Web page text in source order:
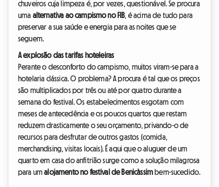
chuveiros cuja limpeza é, por vezes, questionável. Se procura
uma alternativa ao campismo no FIB, é acima de tudo para
preservar a sua saúde e energia para as noites que se
seguem.
A explosão das tarifas hoteleiras
Perante o desconforto do campismo, muitos viram-se para a
hotelaria clássica. O problema? A procura é tal que os preços
são multiplicados por três ou até por quatro durante a
semana do festival. Os estabelecimentos esgotam com
meses de antecedência e os poucos quartos que restam
reduzem drasticamente o seu orçamento, privando-o de
recursos para desfrutar de outros gastos (comida,
merchandising, visitas locais). É aqui que o aluguer de um
quarto em casa do anfitrião surge como a solução milagrosa
para umalojamento no festival de Benicàssim bem-sucedido.